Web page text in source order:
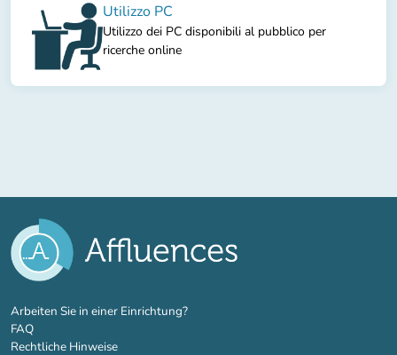
Utilizzo PC
Utilizzo dei PC disponibili al pubblico per
ricerche online
Arbeiten Sie in einer Einrichtung?(new tab)
FAQ
Rechtliche Hinweise